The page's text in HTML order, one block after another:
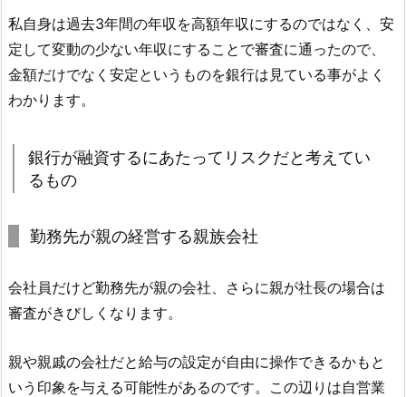
私自身は過去3年間の年収を高額年収にするのではなく、安
定して変動の少ない年収にすることで審査に通ったので、
金額だけでなく安定というものを銀行は見ている事がよく
わかります。
銀行が融資するにあたってリスクだと考えてい
るもの
勤務先が親の経営する親族会社
会社員だけど勤務先が親の会社、さらに親が社長の場合は
審査がきびしくなります。
親や親戚の会社だと給与の設定が自由に操作できるかもと
いう印象を与える可能性があるのです。この辺りは自営業